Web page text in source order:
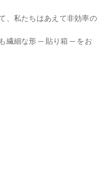
、私たちはあえて非効率の
繊細な形 ─ 貼り箱 ─ をお